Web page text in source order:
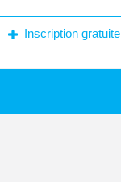
Inscription gratuite